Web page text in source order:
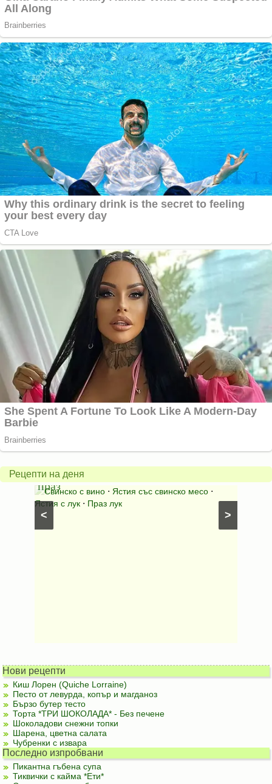
Рецепти на деня
>
<
Свинско
с
праз
Свинско с вино ⋅ Ястия със свинско месо ⋅
Ястия с лук ⋅ Праз лук
с
яйца
Нови рецепти
Киш Лорен (Quiche Lorraine)
Песто от левурда, копър и магданоз
Бързо бутер тесто
Торта *ТРИ ШОКОЛАДА* - Без печене
Шоколадови снежни топки
Шарена, цветна салата
Чубренки с извара
Последно изпробвани
Пикантна гъбена супа
Тиквички с кайма *Ети*